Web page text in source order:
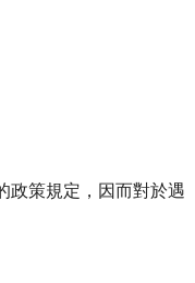
政策規定，因而對於遇